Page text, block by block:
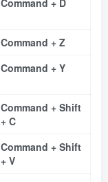
Command + D
Command + Z
Command + Y
Command + Shift
+ C
Command + Shift
+ V